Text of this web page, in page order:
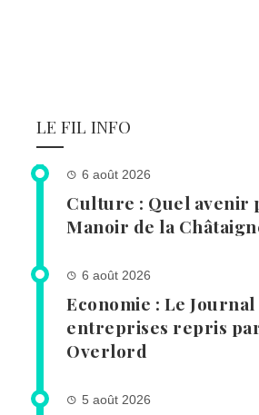
LE FIL INFO
6 août 2026
Culture : Quel avenir
Manoir de la
6 août 2026
Economie : Le Journal
entreprises repris
Overlord
5 août 2026